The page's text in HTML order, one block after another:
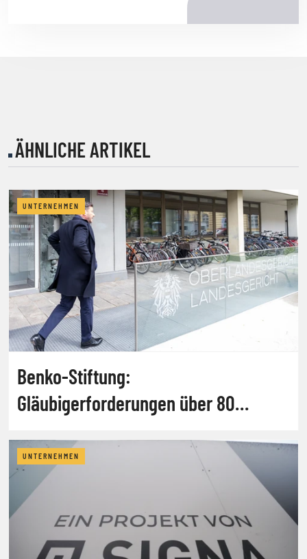
ÄHNLICHE ARTIKEL
UNTERNEHMEN
Benko-Stiftung:
Gläubigerforderungen über 80
UNTERNEHMEN